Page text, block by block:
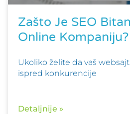
Zašto Je SEO
Online Kompaniju?
Ukoliko želite da vaš
ispred konkurencije
Detaljnije »